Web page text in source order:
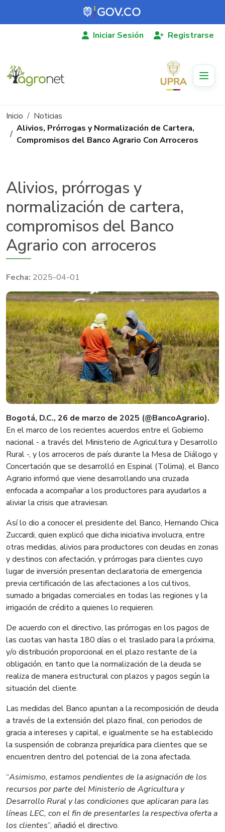
Pasar al contenido principal
Iniciar Sesión Registrarse
Ruta de navegación
Inicio
Noticias
Alivios, Prórrogas y Normalización de Cartera,
Compromisos del Banco Agrario Con Arroceros
Alivios, prórrogas y
normalización de cartera,
compromisos del Banco
Agrario con arroceros
2025-04-01
Bogotá, D.C., 26 de marzo de 2025 (@BancoAgrario).
En el marco de los recientes acuerdos entre el Gobierno
nacional - a través del Ministerio de Agricultura y Desarrollo
Rural -, y los arroceros de país durante la Mesa de Diálogo y
Concertación que se desarrolló en Espinal (Tolima), el Banco
Agrario informó que viene desarrollando una cruzada
enfocada a acompañar a los productores para ayudarlos a
aliviar la crisis que atraviesan.
Así lo dio a conocer el presidente del Banco, Hernando Chica
Zuccardi, quien explicó que dicha iniciativa involucra, entre
otras medidas, alivios para productores con deudas en zonas
y destinos con afectación, y prórrogas para clientes cuyo
lugar de inversión presentan declaratoria de emergencia
previa certificación de las afectaciones a los cultivos,
sumado a brigadas comerciales en todas las regiones y la
irrigación de crédito a quienes lo requieren.
De acuerdo con el directivo, las prórrogas en los pagos de
las cuotas van hasta 180 días o el traslado para la próxima,
y/o distribución proporcional en el plazo restante de la
obligación, en tanto que la normalización de la deuda se
realiza de manera estructural con plazos y pagos según la
situación del cliente.
Las medidas del Banco apuntan a la recomposición de deuda
a través de la extensión del plazo final, con periodos de
gracia a intereses y capital, e igualmente se ha establecido
la suspensión de cobranza prejurídica para clientes que se
encuentren dentro del potencial de la zona afectada.
“Asimismo, estamos pendientes de la asignación de los
recursos por parte del Ministerio de Agricultura y
Desarrollo Rural y las condiciones que aplicaran para las
líneas LEC, con el fin de presentarles la respectiva oferta a
los clientes”, añadió el directivo.